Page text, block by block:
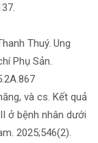
Thuý. Ung
Phụ Sản.
và cs. Kết quả
ở bệnh nhân dưới
2025;546(2).